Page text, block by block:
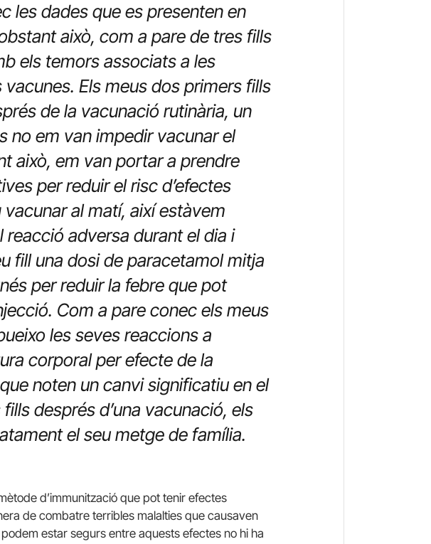
les dades que es presenten en
això, com a pare de tres fills
els temors associats a les
vacunes. Els meus dos primers fills
de la vacunació rutinària, un
no em van impedir vacunar el
això, em van portar a prendre
per reduir el risc d’efectes
vacunaral matí, així estàvem
adversa durant el dia i
fill una dosi de paracetamol mitja
per reduir la febre que pot
Com a pare conec els meus
les seves reaccions a
corporal per efecte de la
noten un canvi significatiu en el
després d’una vacunació, els
el seu metge de família.
d’immunització que pot tenir efectes
de combatre terribles malalties que causaven
estar segurs entre aquests efectes no hi ha